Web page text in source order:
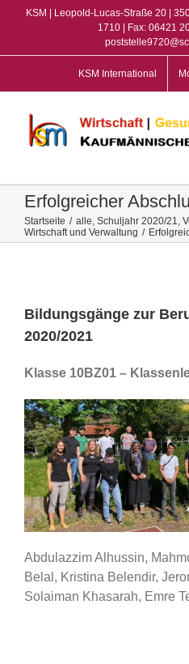
KSM | Leopold-Lucas-Straße 20 |
1710 | Fax: 06421
KSM International
Erfolgreicher
Startseite / alle, Schuljahr 2020/21,
Wirtschaft und Verwaltung /
Bildungsgänge zur
2020/2021
Klasse 10BZ01 –
Abdulazzim Alhussin,
Belal, Kristina Belendir,
Solaiman Khasarah, Emre